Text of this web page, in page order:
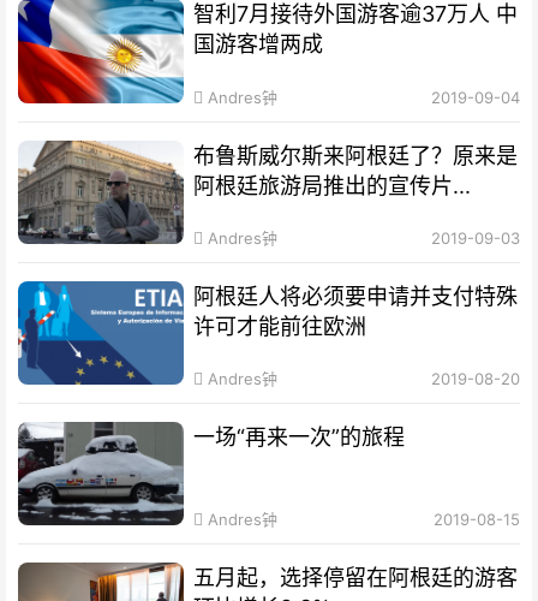
智利7月接待外国游客逾37万人 中
国游客增两成
Andres钟 2019-09-04
布鲁斯威尔斯来阿根廷了？原来是
阿根廷旅游局推出的宣传片...
Andres钟 2019-09-03
阿根廷人将必须要申请并支付特殊
许可才能前往欧洲
Andres钟 2019-08-20
一场“再来一次”的旅程
Andres钟 2019-08-15
五月起，选择停留在阿根廷的游客